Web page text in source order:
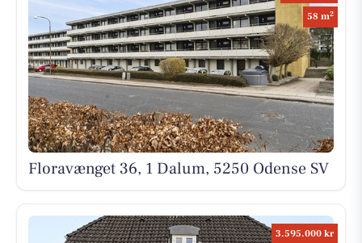
58 m2
Floravænget 36, 1 Dalum, 5250 Odense SV
3.595.000 kr